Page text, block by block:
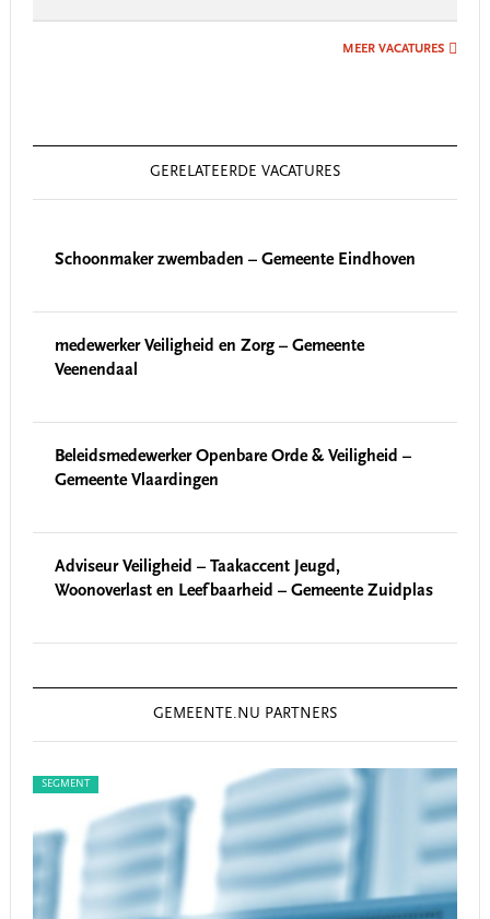
MEER VACATURES
GERELATEERDE VACATURES
Schoonmaker zwembaden – Gemeente Eindhoven
medewerker Veiligheid en Zorg – Gemeente
Veenendaal
Beleidsmedewerker Openbare Orde & Veiligheid –
Gemeente Vlaardingen
Adviseur Veiligheid – Taakaccent Jeugd,
Woonoverlast en Leefbaarheid – Gemeente Zuidplas
GEMEENTE.NU PARTNERS